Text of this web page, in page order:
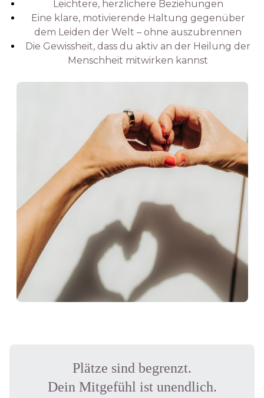
Leichtere, herzlichere Beziehungen
Eine klare, motivierende Haltung gegenüber
dem Leiden der Welt – ohne auszubrennen
Die Gewissheit, dass du aktiv an der Heilung der
Menschheit mitwirken kannst
Plätze sind begrenzt.
Dein Mitgefühl ist unendlich.